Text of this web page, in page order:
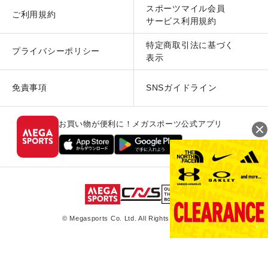
ご利用規約
スポーツマイル会員
サービス利用規約
プライバシーポリシー
特定商取引法に基づく
表示
免責事項 SNSガイドライン
お買い物が便利に！メガスポーツ公式アプリ
© Megasports Co. Ltd. All Rights Reserved.